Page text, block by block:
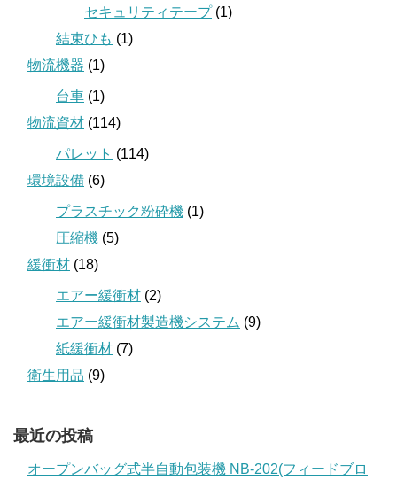
セキュリティテープ(1)
結束ひも (1)
物流機器 (1)
台車 (1)
物流資材 (114)
パレット (114)
環境設備 (6)
プラスチック粉砕機 (1)
圧縮機 (5)
緩衝材 (18)
エアー緩衝材 (2)
エアー緩衝材製造機システム (9)
紙緩衝材 (7)
衛生用品 (9)
最近の投稿
オープンバッグ式半自動包装機 NB-202(フィードブロ